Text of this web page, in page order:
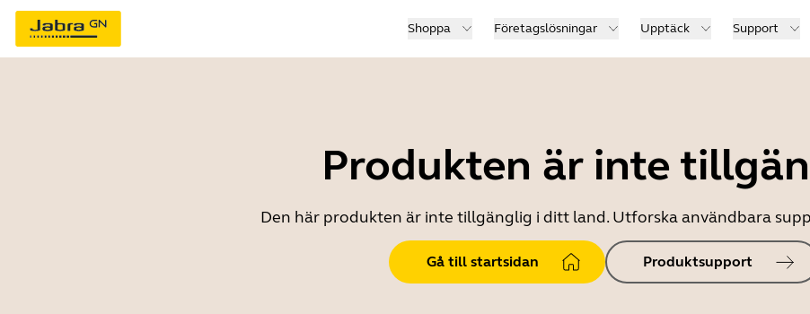
Shoppa Företagslösningar Upptäck Support
Produkten är inte
Den här produkten är inte tillgänglig i ditt land. Utforska användbara
Gå till startsidan Produktsupport